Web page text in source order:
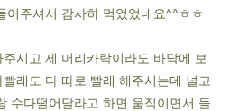
어주셔서 감사히 먹었었네요^^ㅎㅎ
시고 제 머리카락이라도 바닥에 보
래도 다 따로 빨래 해주시는데 널고
수다떨어달라고 하면 움직이면서 들